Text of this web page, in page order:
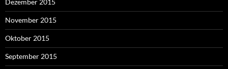
Dezember 2015
November 2015
Oktober 2015
September 2015